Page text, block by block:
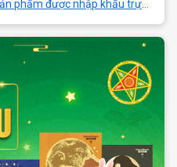
phẩm được nhập khẩu trực